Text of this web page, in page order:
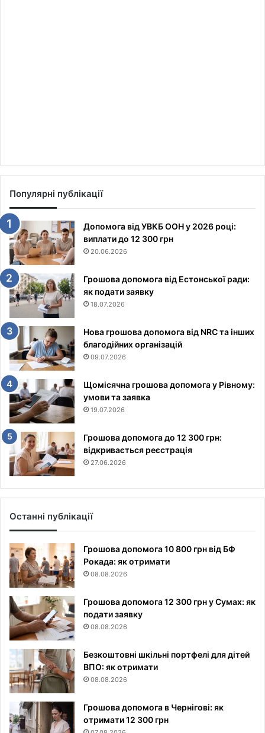
Популярні публікації
Допомога від УВКБ ООН у 2026 році:
виплати до 12 300 грн
20.06.2026
Грошова допомога від Естонської ради:
як подати заявку
18.07.2026
Нова грошова допомога від NRC та інших
благодійних організацій
09.07.2026
Щомісячна грошова допомога у Рівному:
умови та заявка
19.07.2026
Грошова допомога до 12 300 грн:
відкривається реєстрація
27.06.2026
Останні публікації
Грошова допомога 10 800 грн від БФ
Рокада: як отримати
08.08.2026
Грошова допомога 12 300 грн у Сумах: як
подати заявку
08.08.2026
Безкоштовні шкільні портфелі для дітей
ВПО: як отримати
08.08.2026
Грошова допомога в Чернігові: як
отримати 12 300 грн